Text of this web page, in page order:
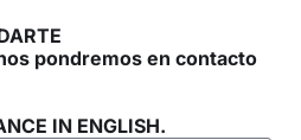
pondremos en contacto
IN ENGLISH.